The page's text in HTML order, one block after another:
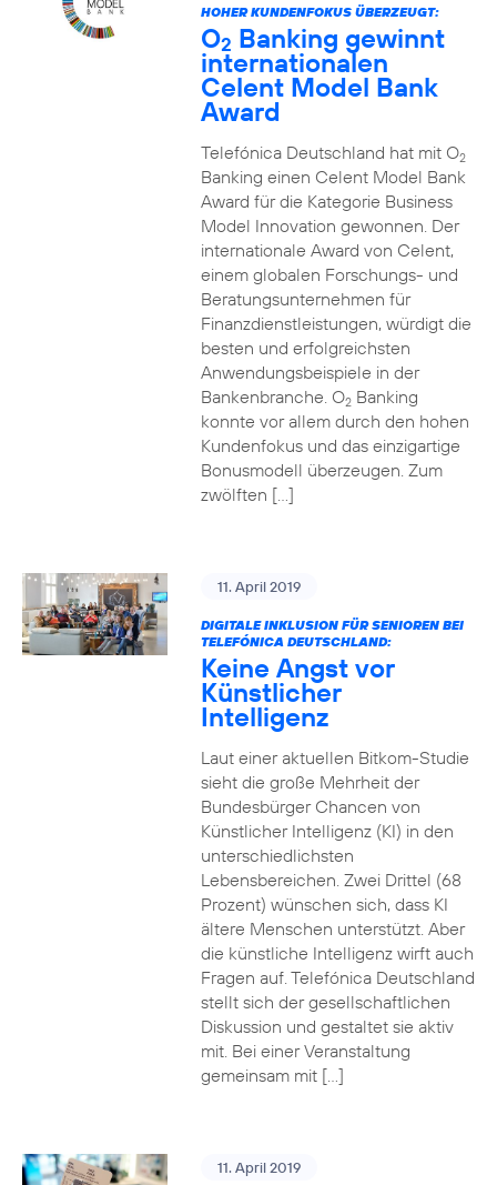
HOHER KUNDENFOKUS ÜBERZEUGT:
O2 Banking gewinnt
internationalen
Celent Model Bank
Award
Telefónica Deutschland hat mit O2
Banking einen Celent Model Bank
Award für die Kategorie Business
Model Innovation gewonnen. Der
internationale Award von Celent,
einem globalen Forschungs- und
Beratungsunternehmen für
Finanzdienstleistungen, würdigt die
besten und erfolgreichsten
Anwendungsbeispiele in der
Bankenbranche. O2Banking
konnte vor allem durch den hohen
Kundenfokus und das einzigartige
Bonusmodell überzeugen. Zum
zwölften […]
11. April 2019
DIGITALE INKLUSION FÜR SENIOREN BEI
TELEFÓNICA DEUTSCHLAND:
Keine Angst vor
Künstlicher
Intelligenz
Laut einer aktuellen Bitkom-Studie
sieht die große Mehrheit der
Bundesbürger Chancen von
Künstlicher Intelligenz (KI) in den
unterschiedlichsten
Lebensbereichen. Zwei Drittel (68
Prozent) wünschen sich, dass KI
ältere Menschen unterstützt. Aber
die künstliche Intelligenz wirft auch
Fragen auf. Telefónica Deutschland
stellt sich der gesellschaftlichen
Diskussion und gestaltet sie aktiv
mit. Bei einer Veranstaltung
gemeinsam mit […]
11. April 2019